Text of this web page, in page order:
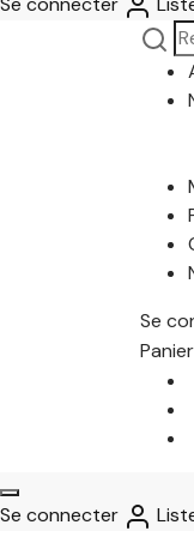
pour :
Se
Panier
Se connecter